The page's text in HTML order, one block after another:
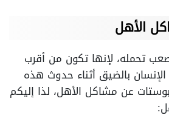
الأهل
تحمله، لإنها تكون من أقرب
بالضيق أثناء حدوث هذه
عن مشاكل الأهل، لذا إليكم